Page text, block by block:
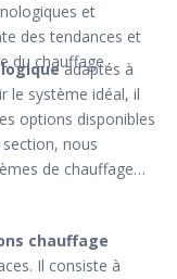
et
des tendances et
du chauffage.
adaptés à
le système idéal, il
options disponibles
nous
de chauffage
chauffage
Il consiste à